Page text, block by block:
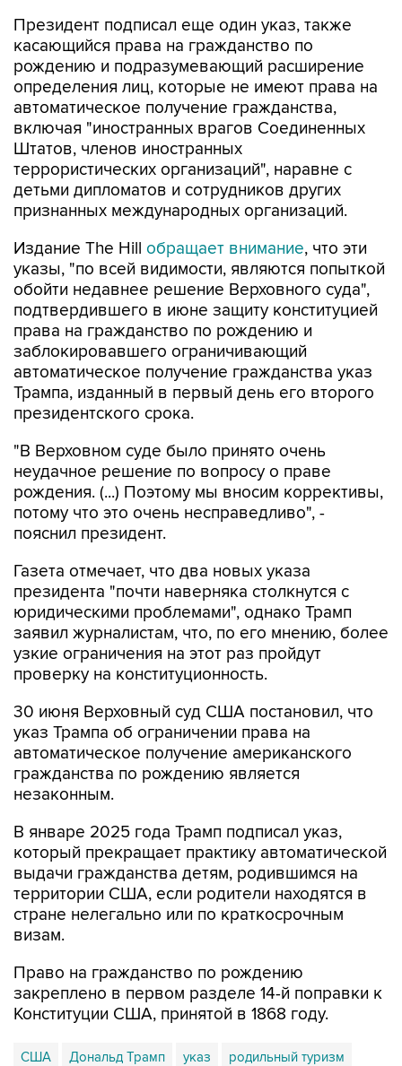
Президент подписал еще один указ, также
касающийся права на гражданство по
рождению и подразумевающий расширение
определения лиц, которые не имеют права на
автоматическое получение гражданства,
включая "иностранных врагов Соединенных
Штатов, членов иностранных
террористических организаций", наравне с
детьми дипломатов и сотрудников других
признанных международных организаций.
Издание The Hill обращает внимание, что эти
указы, "по всей видимости, являются попыткой
обойти недавнее решение Верховного суда",
подтвердившего в июне защиту конституцией
права на гражданство по рождению и
заблокировавшего ограничивающий
автоматическое получение гражданства указ
Трампа, изданный в первый день его второго
президентского срока.
"В Верховном суде было принято очень
неудачное решение по вопросу о праве
рождения. (...) Поэтому мы вносим коррективы,
потому что это очень несправедливо", -
пояснил президент.
Газета отмечает, что два новых указа
президента "почти наверняка столкнутся с
юридическими проблемами", однако Трамп
заявил журналистам, что, по его мнению, более
узкие ограничения на этот раз пройдут
проверку на конституционность.
30 июня Верховный суд США постановил, что
указ Трампа об ограничении права на
автоматическое получение американского
гражданства по рождению является
незаконным.
В январе 2025 года Трамп подписал указ,
который прекращает практику автоматической
выдачи гражданства детям, родившимся на
территории США, если родители находятся в
стране нелегально или по краткосрочным
визам.
Право на гражданство по рождению
закреплено в первом разделе 14-й поправки к
Конституции США, принятой в 1868 году.
США Дональд Трамп указ родильный туризм